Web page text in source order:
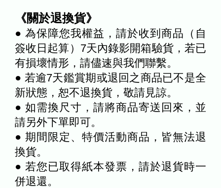
《關於退換貨》
● 為保障您我權益，請於收到商品（自
簽收日起算）7天內錄影開箱驗貨，若已
有損壞情形，請儘速與我們聯繫。
● 若逾7天鑑賞期或退回之商品已不是全
新狀態，恕不退換貨，敬請見諒。
● 如需換尺寸，請將商品寄送回來，並
請另外下單即可。
● 期間限定、特價活動商品，皆無法退
換貨。
● 若您已取得紙本發票，請於退貨時一
併退還。